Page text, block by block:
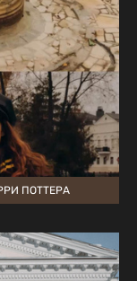
ПОТТЕРА